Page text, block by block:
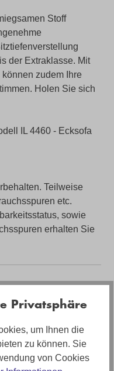
Stoff
der Extraklasse. Mit
zudem Ihre
Holen Sie sich
IL 4460 - Ecksofa
Teilweise
etc.
sowie
erhalten Sie
Privatsphäre
um Ihnen die
zu können. Sie
von Cookies